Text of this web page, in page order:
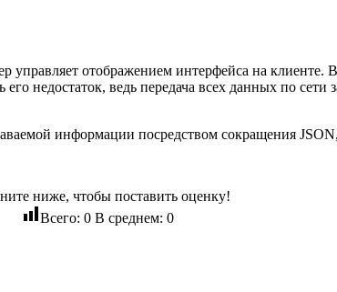
управляет отображением интерфейса на
недостаток, ведь передача всех данных по сети
информации посредством сокращения
ниже, чтобы поставить оценку!
Всего: 0В среднем: 0